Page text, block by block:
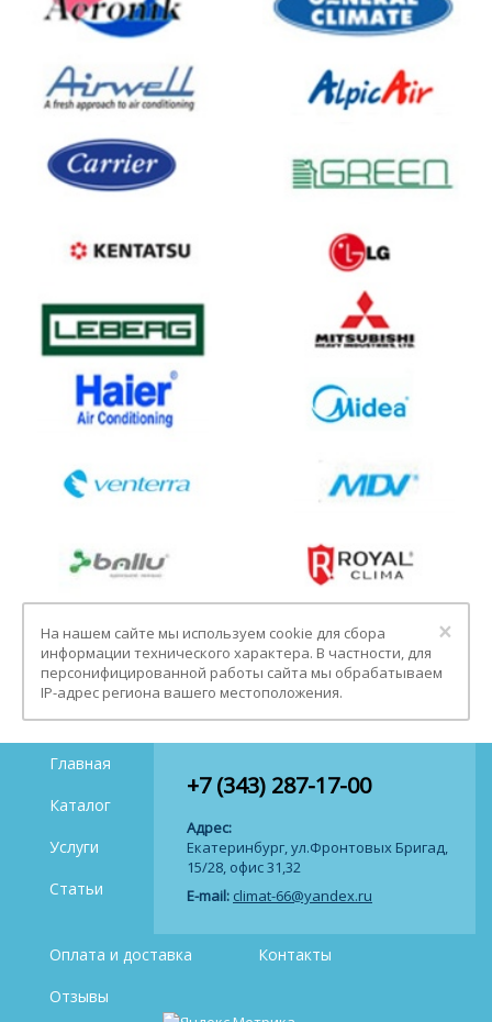
×
На нашем сайте мы используем cookie для сбора
информации технического характера. В частности, для
персонифицированной работы сайта мы обрабатываем
IP-адрес региона вашего местоположения.
+7 (343) 287-17-00
Адрес:
Екатеринбург, ул.Фронтовых Бригад,
15/28, офис 31,32
E-mail: climat-66@yandex.ru
Главная
Каталог
Услуги
Статьи
Оплата и доставка
Контакты
Отзывы